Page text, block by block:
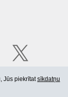
Jūs piekrītatsīkdatņu